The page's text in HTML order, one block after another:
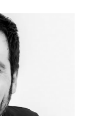
cliquant sur le